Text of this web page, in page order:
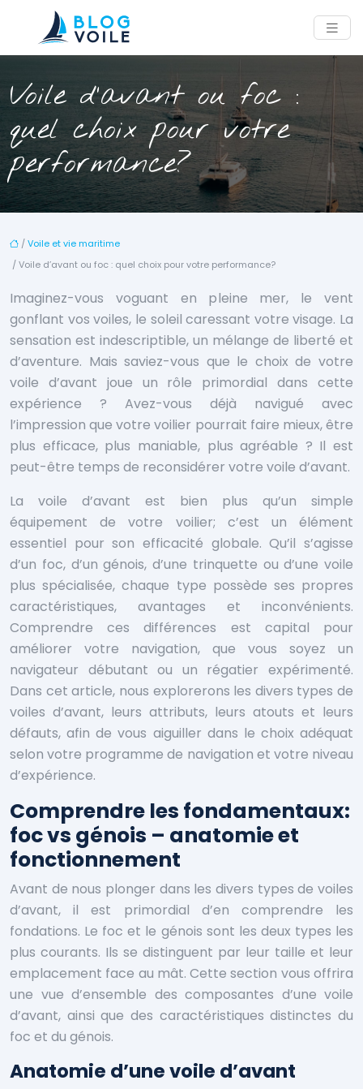
Voile d’avant ou foc :
quel choix pour votre
performance?
/Voile et vie maritime
/ Voile d’avant ou foc : quel choix pour votre performance?
Imaginez-vous voguant en pleine mer, le vent
gonflant vos voiles, le soleil caressant votre visage. La
sensation est indescriptible, un mélange de liberté et
d’aventure. Mais saviez-vous que le choix de votre
voile d’avant joue un rôle primordial dans cette
expérience ? Avez-vous déjà navigué avec
l’impression que votre voilier pourrait faire mieux, être
plus efficace, plus maniable, plus agréable ? Il est
peut-être temps de reconsidérer votre voile d’avant.
La voile d’avant est bien plus qu’un simple
équipement de votre voilier; c’est un élément
essentiel pour son efficacité globale. Qu’il s’agisse
d’un foc, d’un génois, d’une trinquette ou d’une voile
plus spécialisée, chaque type possède ses propres
caractéristiques, avantages et inconvénients.
Comprendre ces différences est capital pour
améliorer votre navigation, que vous soyez un
navigateur débutant ou un régatier expérimenté.
Dans cet article, nous explorerons les divers types de
voiles d’avant, leurs attributs, leurs atouts et leurs
défauts, afin de vous aiguiller dans le choix adéquat
selon votre programme de navigation et votre niveau
d’expérience.
Comprendre les fondamentaux:
foc vs génois – anatomie et
fonctionnement
Avant de nous plonger dans les divers types de voiles
d’avant, il est primordial d’en comprendre les
fondations. Le foc et le génois sont les deux types les
plus courants. Ils se distinguent par leur taille et leur
emplacement face au mât. Cette section vous offrira
une vue d’ensemble des composantes d’une voile
d’avant, ainsi que des caractéristiques distinctes du
foc et du génois.
Anatomie d’une voile d’avant